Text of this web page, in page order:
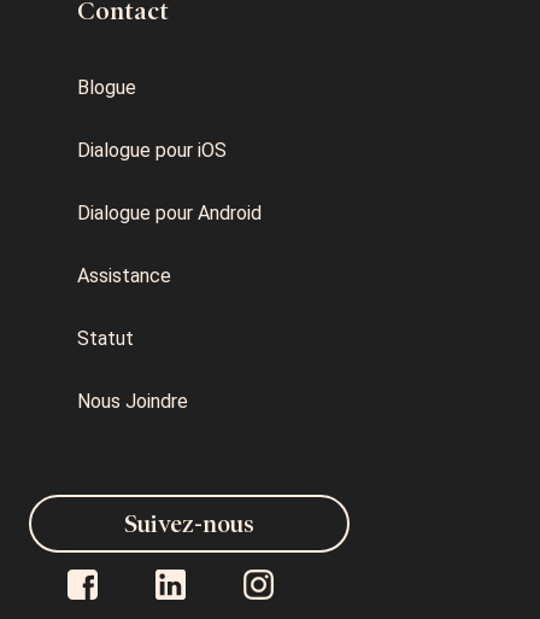
Contact
Blogue
Dialogue pour iOS
Dialogue pour Android
Assistance
Statut
Nous Joindre
Suivez-nous